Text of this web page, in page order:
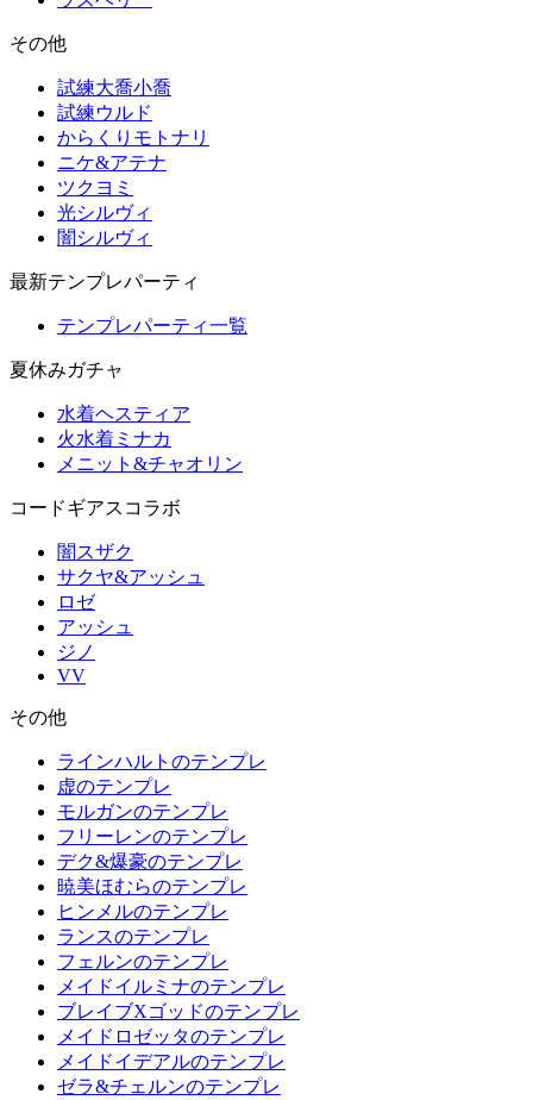
その他
試練大喬小喬
試練ウルド
からくりモトナリ
ニケ&アテナ
ツクヨミ
光シルヴィ
闇シルヴィ
最新テンプレパーティ
テンプレパーティ一覧
夏休みガチャ
水着ヘスティア
火水着ミナカ
メニット&チャオリン
コードギアスコラボ
闇スザク
サクヤ&アッシュ
ロゼ
アッシュ
ジノ
VV
その他
ラインハルトのテンプレ
虚のテンプレ
モルガンのテンプレ
フリーレンのテンプレ
デク&爆豪のテンプレ
暁美ほむらのテンプレ
ヒンメルのテンプレ
ランスのテンプレ
フェルンのテンプレ
メイドイルミナのテンプレ
ブレイブXゴッドのテンプレ
メイドロゼッタのテンプレ
メイドイデアルのテンプレ
ゼラ&チェルンのテンプレ